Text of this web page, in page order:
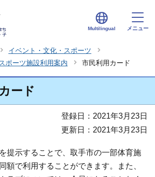
Multilingual メニュー
イベント・文化・スポーツ
スポーツ施設利用案内 市民利用カード
ード
登録日：2021年3月23日
更新日：2021年3月23日
提示することで、取手市の一部体育施
額で利用することができます。また、